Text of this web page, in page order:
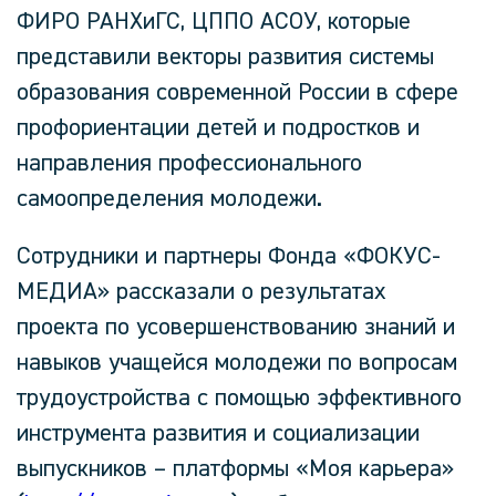
ФИРО РАНХиГС, ЦППО АСОУ, которые
представили векторы развития системы
образования современной России в сфере
профориентации детей и подростков и
направления профессионального
самоопределения молодежи.
Сотрудники и партнеры Фонда «ФОКУС-
МЕДИА» рассказали о результатах
проекта по усовершенствованию знаний и
навыков учащейся молодежи по вопросам
трудоустройства с помощью эффективного
инструмента развития и социализации
выпускников – платформы «Моя карьера»